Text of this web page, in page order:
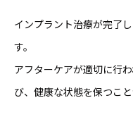
インプラント治療が完了
す。
アフターケアが適切に行
び、健康な状態を保つこと